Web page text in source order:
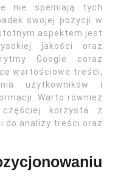
nie spełniają tych
swojej pozycji w
aspektem jest
jakości oraz
Google coraz
wartościowe treści,
użytkowników i
Warto również
korzysta z
do analizy treści oraz